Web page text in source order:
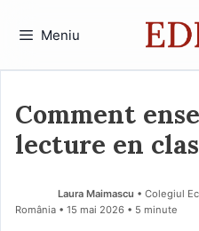
Meniu
Comment
lecture en
Laura Maimascu • Colegiul
România
15 mai 2026 • 5 minute